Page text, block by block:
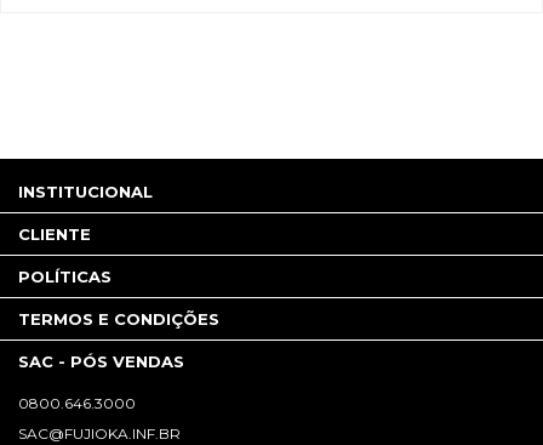
INSTITUCIONAL
CLIENTE
POLÍTICAS
TERMOS E CONDIÇÕES
SAC - PÓS VENDAS
0800.646.3000
SAC@FUJIOKA.INF.BR